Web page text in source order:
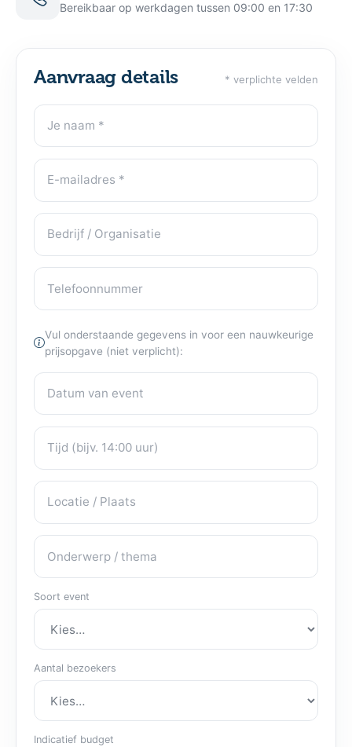
Bereikbaar op werkdagen tussen 09:00 en 17:30
Aanvraag details * verplichte velden
Contactgegevens
Je naam
E-mailadres
Bedrijf / Organisatie
Telefoonnummer
Vul onderstaande gegevens in voor een nauwkeurige
prijsopgave (niet verplicht):
Eventdetails
Datum van event
Tijd
Locatie / Plaats
Onderwerp / thema
Soort event
Aantal bezoekers
Indicatief budget